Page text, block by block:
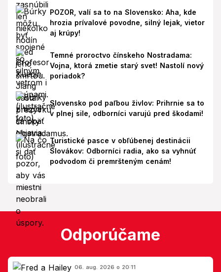
POZOR, valí sa to na Slovensko: Aha, kde
hrozia prívalové povodne, silný lejak, vietor
aj krúpy!
Temné proroctvo čínskeho Nostradama:
Vojna, ktorá zmetie starý svet! Nastolí nový
poriadok?
Slovensko pod paľbou živlov: Prihrnie sa to
v plnej sile, odborníci varujú pred škodami!
Turistické pasce v obľúbenej destinácii
Slovákov: Odborníci radia, ako sa vyhnúť
podvodom či premršteným cenám!
Odporúčame
06. aug. 2026 o 20:11